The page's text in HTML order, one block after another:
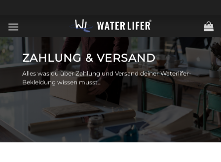
springen
ZAHLUNG & VERSAND
Alles was du über Zahlung und Versand deiner Waterlifer-
Bekleidung wissen musst…